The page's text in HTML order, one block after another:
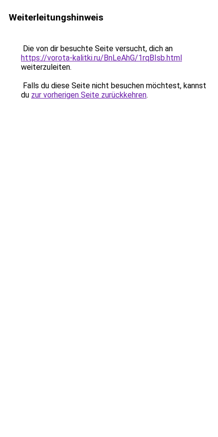
Weiterleitungshinweis
Die von dir besuchte Seite versucht, dich an
https://vorota-kalitki.ru/BnLeAhG/1rqBIsb.html
weiterzuleiten.
Falls du diese Seite nicht besuchen möchtest, kannst
du zur vorherigen Seite zurückkehren.